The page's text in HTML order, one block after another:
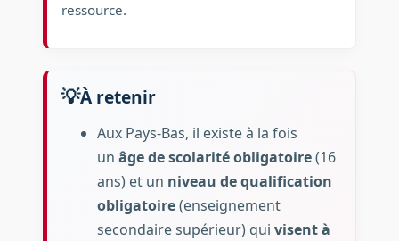
ressource.
À retenir
Aux Pays-Bas, il existe à la fois
un âge de scolarité obligatoire(16
ans) et un niveau de qualification
obligatoire(enseignement
secondaire supérieur) qui visent à